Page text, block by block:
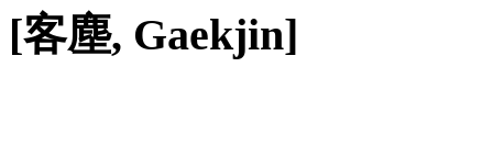
[客塵, Gaekjin]